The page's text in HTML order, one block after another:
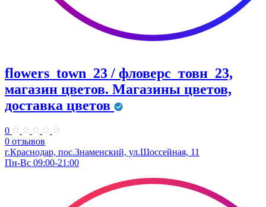
flowers_town_23 / фловерс_товн_23,
магазин цветов. Магазины цветов,
доставка цветов
0
0 отзывов
г.Краснодар, пос.Знаменский, ул.Шоссейная, 11
Пн-Вс 09:00-21:00